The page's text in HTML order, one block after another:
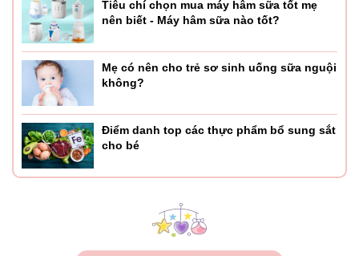
Tiêu chí chọn mua máy hâm sữa tốt mẹ
nên biết - Máy hâm sữa nào tốt?
Mẹ có nên cho trẻ sơ sinh uống sữa nguội
không?
Điểm danh top các thực phẩm bổ sung sắt
cho bé